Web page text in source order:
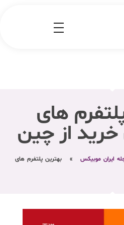
های
خرید از چین
ایران موبیکس »
بهترین پلتفرم های